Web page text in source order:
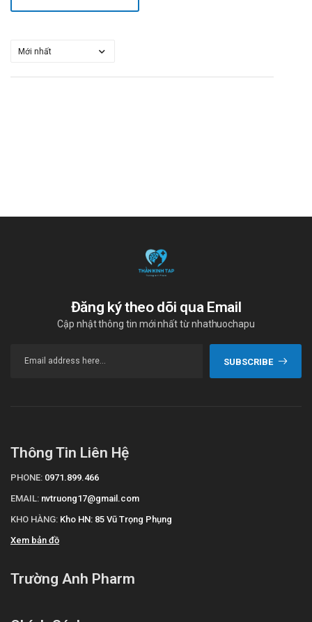
Đăng ký theo dõi qua Email
Cập nhật thông tin mới nhất từ nhathuochapu
SUBSCRIBE
Thông Tin Liên Hệ
PHONE: 0971.899.466
EMAIL: nvtruong17@gmail.com
KHO HÀNG: Kho HN: 85 Vũ Trọng Phụng
Xem bản đồ
Trường Anh Pharm